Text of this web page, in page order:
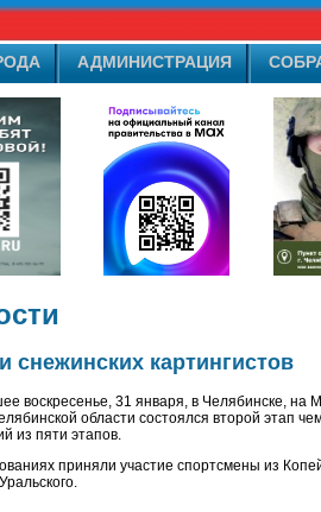
АДМИНИСТРАЦИЯ
снежинских картингистов
воскресенье, 31 января, в Челябинске, на
области состоялся второй этап
из пяти этапов.
приняли участие спортсмены из